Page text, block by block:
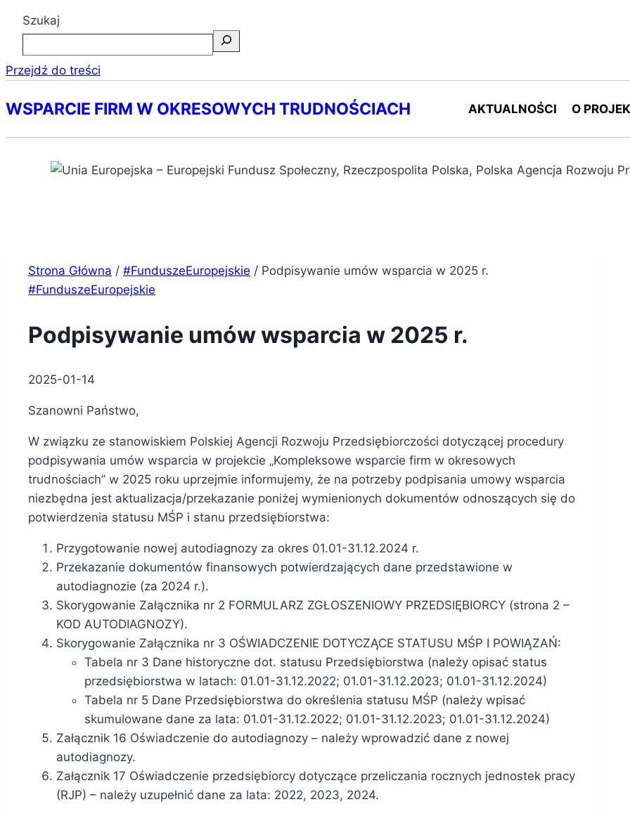
Szukaj
Przejdź do treści
WSPARCIE FIRM W OKRESOWYCH TRUDNOŚCIACH AKTUALNOŚCI O
Strona Główna / #FunduszeEuropejskie / Podpisywanie umów wsparcia w 2025 r.
#FunduszeEuropejskie
Podpisywanie umów wsparcia w 2025 r.
2025-01-14
Szanowni Państwo,
W związku ze stanowiskiem Polskiej Agencji Rozwoju Przedsiębiorczości dotyczącej procedury
podpisywania umów wsparcia w projekcie „Kompleksowe wsparcie firm w okresowych
trudnościach” w 2025 roku uprzejmie informujemy, że na potrzeby podpisania umowy wsparcia
niezbędna jest aktualizacja/przekazanie poniżej wymienionych dokumentów odnoszących się do
potwierdzenia statusu MŚP i stanu przedsiębiorstwa:
Przygotowanie nowej autodiagnozy za okres 01.01-31.12.2024 r.
Przekazanie dokumentów finansowych potwierdzających dane przedstawione w
autodiagnozie (za 2024 r.).
Skorygowanie Załącznika nr 2 FORMULARZ ZGŁOSZENIOWY PRZEDSIĘBIORCY (strona 2 –
KOD AUTODIAGNOZY).
Skorygowanie Załącznika nr 3 OŚWIADCZENIE DOTYCZĄCE STATUSU MŚP I POWIĄZAŃ:
Tabela nr 3 Dane historyczne dot. statusu Przedsiębiorstwa (należy opisać status
przedsiębiorstwa w latach: 01.01-31.12.2022; 01.01-31.12.2023; 01.01-31.12.2024)
Tabela nr 5 Dane Przedsiębiorstwa do określenia statusu MŚP (należy wpisać
skumulowane dane za lata: 01.01-31.12.2022; 01.01-31.12.2023; 01.01-31.12.2024)
Załącznik 16 Oświadczenie do autodiagnozy – należy wprowadzić dane z nowej
autodiagnozy.
Załącznik 17 Oświadczenie przedsiębiorcy dotyczące przeliczania rocznych jednostek pracy
(RJP) – należy uzupełnić dane za lata: 2022, 2023, 2024.